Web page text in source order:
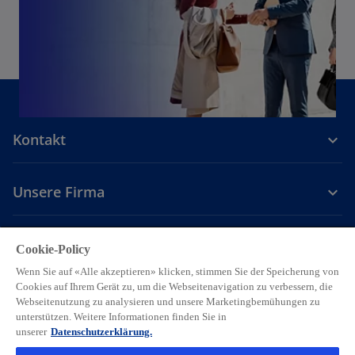
Kontakt
Unsere Firma
Karriere
w
i
r
d
w
i
r
w
i
r
w
i
w
i
LegalPrivacyAccessibilityHilfeCookie Einstellungen
© 2026 KPMG AG, eine Schweizer Aktiengesellschaft, ist eine
Cookie-Policy
Wenn Sie auf «Alle akzeptieren» klicken, stimmen Sie der Speicherung von
Cookies auf Ihrem Gerät zu, um die Webseitenavigation zu verbessern, die
Webseitenutzung zu analysieren und unsere Marketingbemühungen zu
unterstützen. Weitere Informationen finden Sie in
unserer Datenschutzerklärung.